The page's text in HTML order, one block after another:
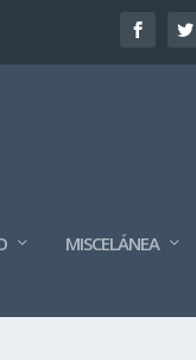
MISCELÁNEA